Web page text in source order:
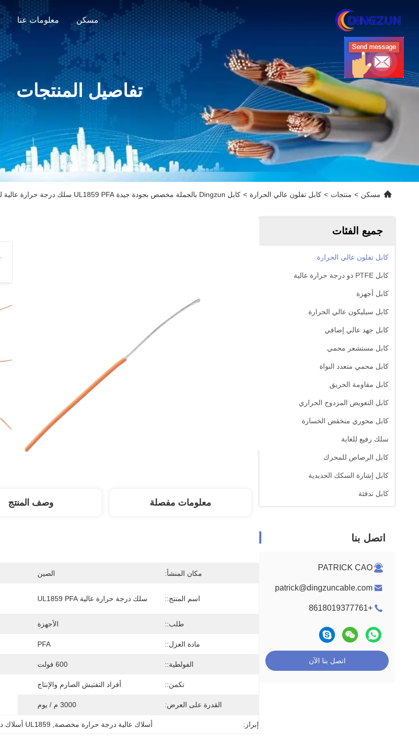
مسكن معلومات عنا
تفاصيل المنتجات
مسكن > منتجات > كابل تفلون عالي الحرارة > كابل Dingzun بالجملة مخصص بجودة جيدة UL1859 PFA سلك درجة حرارة عالية للأجهزة
جميع الفئات
كابل تفلون عالي الحرارة
كابل PTFE ذو درجة حرارة عالية
كابل أجهزة
كابل سيليكون عالي الحرارة
كابل جهد عالي إضافي
كابل مستشعر محمي
كابل محمي متعدد النواة
كابل مقاومة الحريق
كابل التعويض المزدوج الحراري
كابل محوري منخفض الخسارة
سلك رفيع للغاية
كابل الرصاص للمحرك
كابل إشارة السكك الحديدية
كابل تدفئة
اتصل بنا
PATRICK CAO
patrick@dingzuncable.com
+8618019377761
اتصل بنا الآن
معلومات مفصلة وصف المنتج
مكان المنشأ: الصين
اسم المنتج:: سلك درجة حرارة عالية UL1859 PFA
طلب:: الأجهزة
مادة العزل:: PFA
الفولطية:: 600 فولت
تكمن:: أفراد التفتيش الصارم والإنتاج
القدرة على العرض: 3000 م / يوم
إبراز: أسلاك عالية درجة حرارة مخصصة UL1859 أسلاك درجة حرارة عالية